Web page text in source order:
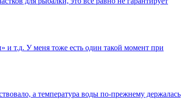
и т.д. У меня тоже есть один такой момент при
а температура воды по-прежнему держалась